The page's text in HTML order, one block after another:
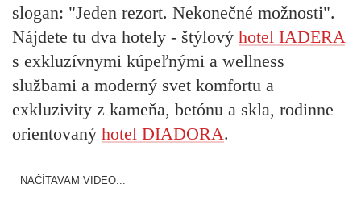
slogan: "Jeden rezort. Nekonečné možnosti".
Nájdete tu dva hotely - štýlový hotel IADERA
s exkluzívnymi kúpeľnými a wellness
službami a moderný svet komfortu a
exkluzivity z kameňa, betónu a skla, rodinne
orientovaný hotel DIADORA.
NAČÍTAVAM VIDEO...